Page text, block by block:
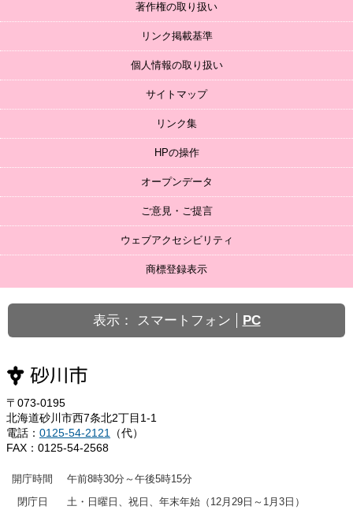
著作権の取り扱い
リンク掲載基準
個人情報の取り扱い
サイトマップ
リンク集
HPの操作
オープンデータ
ご意見・ご提言
ウェブアクセシビリティ
商標登録表示
表示： スマートフォン PC
〒073-0195
北海道砂川市西7条北2丁目1-1
電話： 0125-54-2121
（代）
FAX：0125-54-2568
開庁時間
午前8時30分～午後5時15分
閉庁日
土・日曜日、祝日、年末年始（12月29日～1月3日）